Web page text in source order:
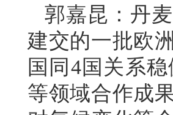
郭嘉昆：丹
建交的一批欧
国同4国关系
等领域合作成